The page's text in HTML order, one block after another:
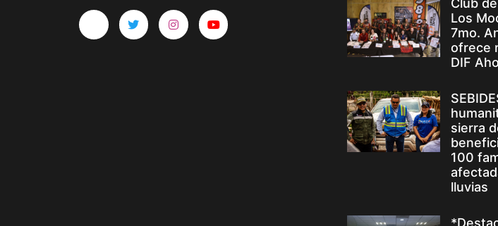
Los
7mo.
ofrece
DIF
sierra
100
lluvias